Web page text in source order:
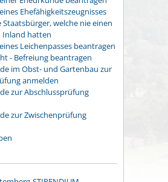
Ehefähigkeitszeugnisses
welche nie einen
Inland hatten
Leichenpasses beantragen
- Befreiung beantragen
im Obst- und Gartenbau zur
anmelden
zur Abschlussprüfung
zur Zwischenprüfung